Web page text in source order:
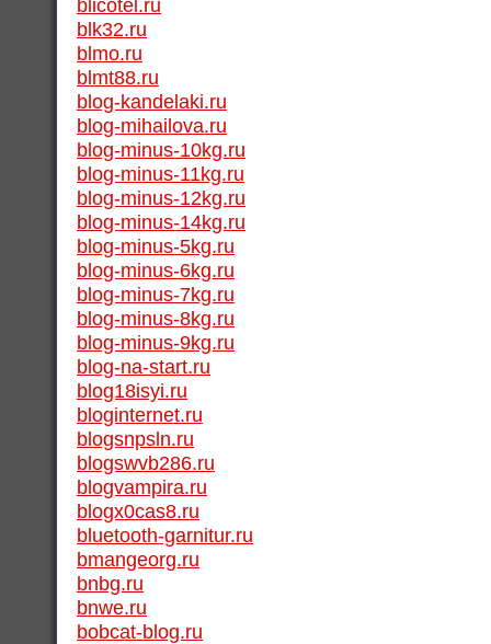
blicotel.ru
blk32.ru
blmo.ru
blmt88.ru
blog-kandelaki.ru
blog-mihailova.ru
blog-minus-10kg.ru
blog-minus-11kg.ru
blog-minus-12kg.ru
blog-minus-14kg.ru
blog-minus-5kg.ru
blog-minus-6kg.ru
blog-minus-7kg.ru
blog-minus-8kg.ru
blog-minus-9kg.ru
blog-na-start.ru
blog18isyi.ru
bloginternet.ru
blogsnpsln.ru
blogswvb286.ru
blogvampira.ru
blogx0cas8.ru
bluetooth-garnitur.ru
bmangeorg.ru
bnbg.ru
bnwe.ru
bobcat-blog.ru